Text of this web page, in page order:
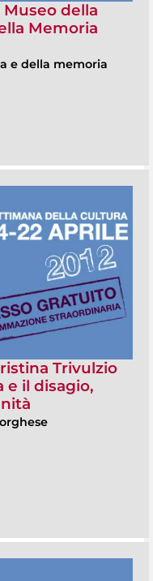
della
Memoria
e della memoria
Trivulzio
e il disagio,